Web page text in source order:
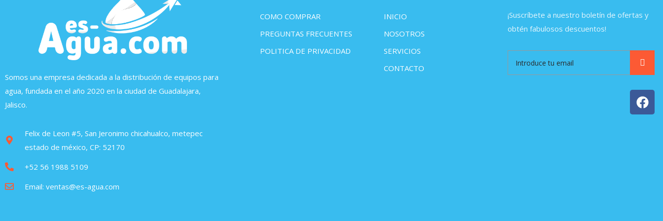
Somos una empresa dedicada a la distribución de equipos para
agua, fundada en el año 2020 en la ciudad de Guadalajara,
Jalisco.
Felix de Leon #5, San Jeronimo chicahualco, metepec
estado de méxico, CP: 52170
+52 56 1988 5109
Email: ventas@es-agua.com
COMO COMPRAR
PREGUNTAS FRECUENTES
POLITICA DE PRIVACIDAD
INICIO
NOSOTROS
SERVICIOS
CONTACTO
¡Suscríbete a nuestro boletín de ofertas y
obtén fabulosos descuentos!